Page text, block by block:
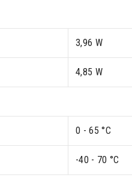
3,96 W
4,85 W
0 - 65 °C
-40 - 70 °C